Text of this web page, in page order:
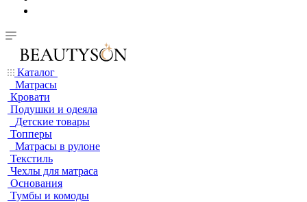
Каталог
Матрасы
Кровати
Подушки и одеяла
Детские товары
Топперы
Матрасы в рулоне
Текстиль
Чехлы для матраса
Основания
Тумбы и комоды